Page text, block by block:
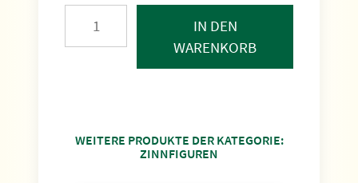
IN DEN
WARENKORB
WEITERE PRODUKTE DER KATEGORIE:
ZINNFIGUREN